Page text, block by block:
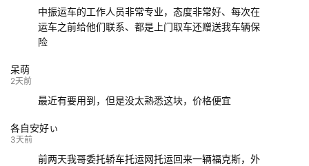
中振运车的工作人员非常专业，态度非常好、每次在
运车之前给他们联系、都是上门取车还赠送我车辆保
险
呆萌
2天前
最近有要用到，但是没太熟悉这块，价格便宜
各自安好ぃ
3天前
前两天我哥委托轿车托运网托运回来一辆福克斯，外